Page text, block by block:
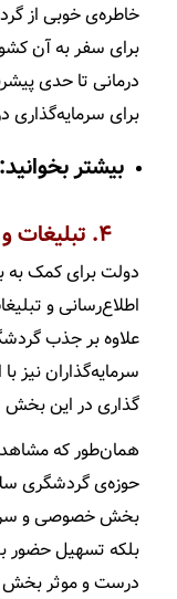
خاطره­‌ی خوبی از
برای سفر به آن
درمانی تا حدی
برای
بیشتر بخوانید:
دولت برای کمک
اطلاع­‌رسانی و
علاوه بر جذب
سرمایه‌گذاران نیز
گذاری در این
همان­‌طور که
حوزه‌ی گردشگری
بخش خصوصی و
بلکه تسهیل حضور
درست و موثر بخش